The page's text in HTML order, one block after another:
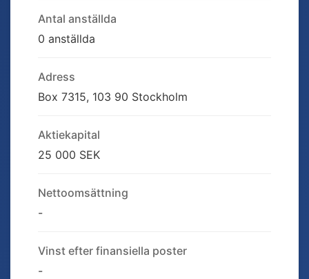
Antal anställda
0 anställda
Adress
Box 7315, 103 90 Stockholm
Aktiekapital
25 000 SEK
Nettoomsättning
-
Vinst efter finansiella poster
-